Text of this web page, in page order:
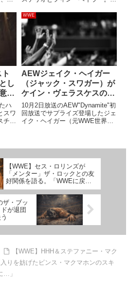
す。
や
ト
...
躍してきたベテランの存在は頼も
しいでしょう。同じリングへ上が
ることによる学びは多いはずで
す。最新のインタビュ...
し
を
せ
ハ
スワ
ー
WWE
AEWジェイク・ヘイガー
（ジャック・スワガー）が
ケイン・ヴェラスケスの
WWEデビューを語る
10月2日放送のAEW"Dynamite"初
回放送でサプライズ登場したジェ
イク・ヘイガー（元WWE世界ヘ
デビューについて語...
【WWE】セス・ロリンズが
「メンター」ザ・ロックとの友
好関係を語る。「WWEに戻っ
てきたり、俺たちに優しくする
必要なんてないのに…」
ザ・ブッ
が退団
【WWE】HHH＆ステファニー・マク
りを妨げたビンス・マクマホンのスキ
…」